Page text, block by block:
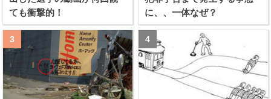
ても衝撃的！
に、、一体なぜ？